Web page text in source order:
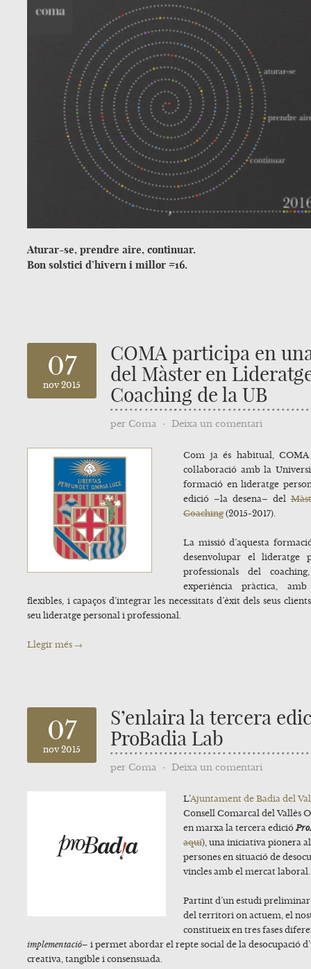
Aturar-se, prendre aire, continuar.
Bon solstici d’hivern i millor #16.
07
nov 2015
COMA participa en
del Màster en
Coaching de la UB
per Coma ⋅ Deixa un comentari
Com ja és habitual,
col·laboració amb la
formació en lideratge
edició –la desena– del
Coaching(2015-2017).
La missió d’aquesta
desenvolupar el
professionals del
experiència pràctica,
flexibles, i capaços d’integrar les necessitats d’èxit dels seus
seu lideratge personal i professional.
Llegir més →
07
nov 2015
S’enlaira la tercera
ProBadia Lab
per Coma ⋅ Deixa un comentari
L’Ajuntament de Badia del
Consell Comarcal del Vallès
en marxa la tercera edició
aquí), una iniciativa pionera
persones en situació de
vincles amb el mercat laboral.
Partint d’un estudi preliminar
del territori on actuem, el
constitueix en tres fases
implementació– i permet abordar el repte social de la desocupació
creativa, tangible i consensuada.